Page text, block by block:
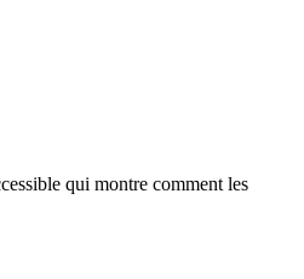
qui montre comment les